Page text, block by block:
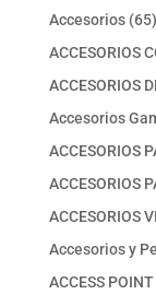
Accesorios 65
ACCESORIOS
ACCESORIOS
Accesorios
ACCESORIOS
ACCESORIOS
ACCESORIOS
Accesorios y
ACCESS POINT